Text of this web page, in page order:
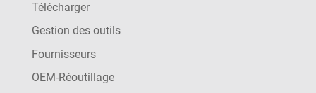
Télécharger
Gestion des outils
Fournisseurs
OEM-Réoutillage